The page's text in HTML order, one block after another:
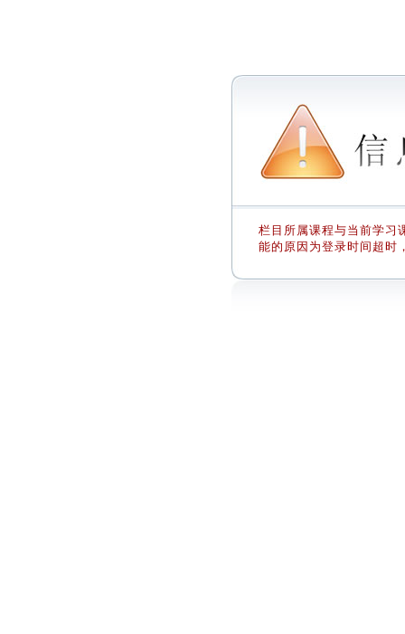
栏目所属课程与当前学习
能的原因为登录时间超时